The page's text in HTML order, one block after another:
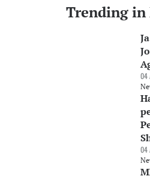
Trending in
04
04